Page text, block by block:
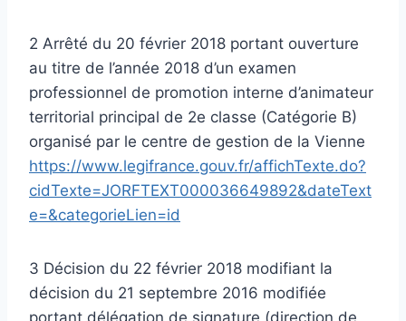
2 Arrêté du 20 février 2018 portant ouverture
au titre de l’année 2018 d’un examen
professionnel de promotion interne d’animateur
territorial principal de 2e classe (Catégorie B)
organisé par le centre de gestion de la Vienne
https://www.legifrance.gouv.fr/affichTexte.do?
cidTexte=JORFTEXT000036649892&dateText
e=&categorieLien=id
3 Décision du 22 février 2018 modifiant la
décision du 21 septembre 2016 modifiée
portant délégation de signature (direction de